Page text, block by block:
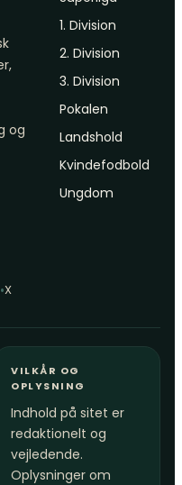
og
•X
1. Division
2. Division
3. Division
Pokalen
Landshold
Kvindefodbold
Ungdom
VILKÅR OG
OPLYSNING
Indhold på sitet er
redaktionelt og
vejledende.
Oplysninger om